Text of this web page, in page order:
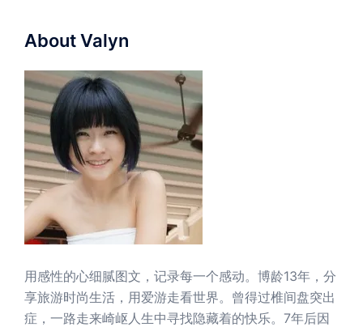
About Valyn
用感性的心细腻图文，记录每一个感动。博龄13年，分
享旅游时尚生活，用爱游走看世界。曾得过椎间盘突出
症，一路走来崎岖人生中寻找隐藏着的快乐。7年后因